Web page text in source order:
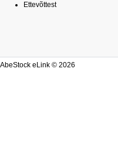
Ettevõttest
AbeStock eLink © 2026